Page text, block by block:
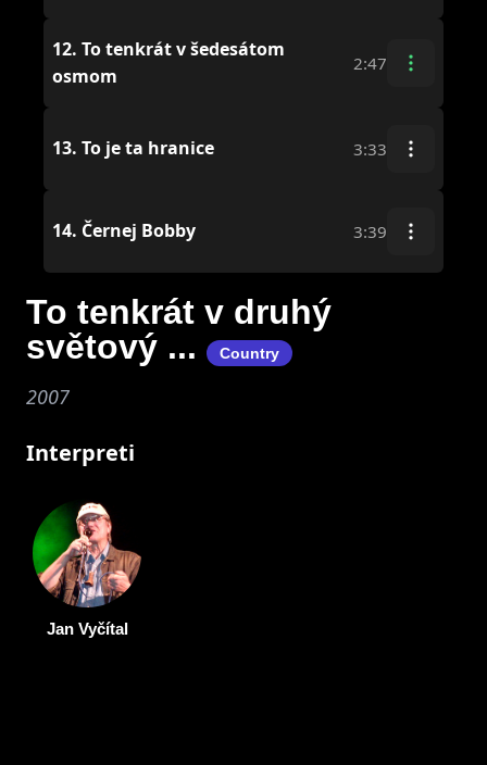
12. To tenkrát v šedesátom
osmom
2:47
13. To je ta hranice 3:33
14. Černej Bobby 3:39
To tenkrát v druhý
světový ...
Country
2007
Interpreti
Jan Vyčítal